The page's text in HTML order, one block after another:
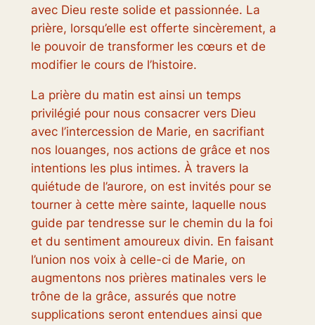
avec Dieu reste solide et passionnée. La
prière, lorsqu’elle est offerte sincèrement, a
le pouvoir de transformer les cœurs et de
modifier le cours de l’histoire.
La prière du matin est ainsi un temps
privilégié pour nous consacrer vers Dieu
avec l’intercession de Marie, en sacrifiant
nos louanges, nos actions de grâce et nos
intentions les plus intimes. À travers la
quiétude de l’aurore, on est invités pour se
tourner à cette mère sainte, laquelle nous
guide par tendresse sur le chemin du la foi
et du sentiment amoureux divin. En faisant
l’union nos voix à celle-ci de Marie, on
augmentons nos prières matinales vers le
trône de la grâce, assurés que notre
supplications seront entendues ainsi que